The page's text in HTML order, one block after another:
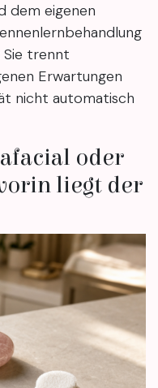
dem eigenen
Sie trennt
Erwartungen
nicht automatisch
oder
liegt der